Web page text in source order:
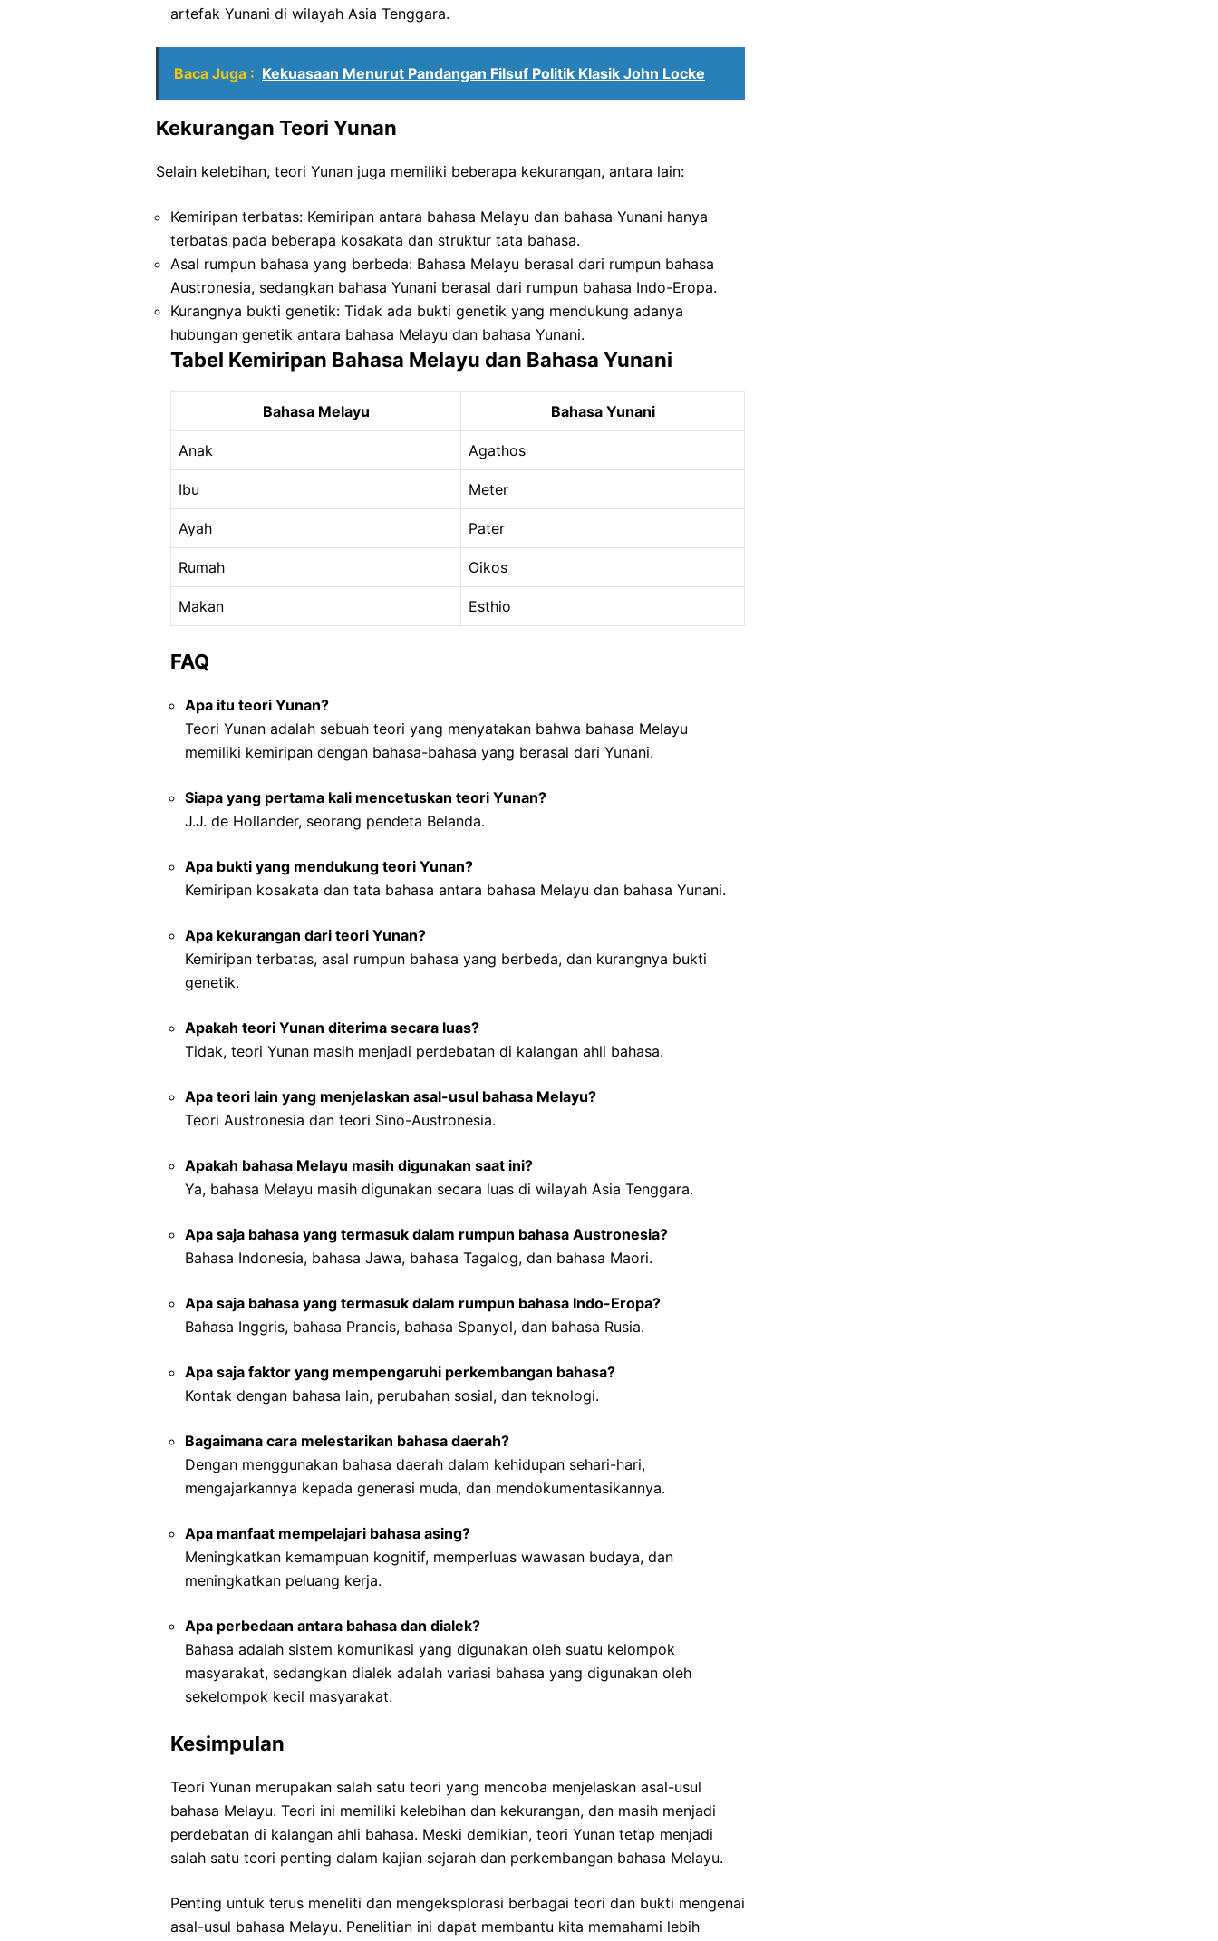
artefak Yunani di wilayah Asia Tenggara.
Baca Juga : Kekuasaan Menurut Pandangan Filsuf Politik Klasik John Locke
Kekurangan Teori Yunan
Selain kelebihan, teori Yunan juga memiliki beberapa kekurangan, antara lain:
Kemiripan terbatas: Kemiripan antara bahasa Melayu dan bahasa Yunani hanya
terbatas pada beberapa kosakata dan struktur tata bahasa.
Asal rumpun bahasa yang berbeda: Bahasa Melayu berasal dari rumpun bahasa
Austronesia, sedangkan bahasa Yunani berasal dari rumpun bahasa Indo-Eropa.
Kurangnya bukti genetik: Tidak ada bukti genetik yang mendukung adanya
hubungan genetik antara bahasa Melayu dan bahasa Yunani.
Tabel Kemiripan Bahasa Melayu dan Bahasa Yunani
Bahasa Melayu Bahasa Yunani
Anak Agathos
Ibu Meter
Ayah Pater
Rumah Oikos
Makan Esthio
FAQ
Apa itu teori Yunan?
Teori Yunan adalah sebuah teori yang menyatakan bahwa bahasa Melayu
memiliki kemiripan dengan bahasa-bahasa yang berasal dari Yunani.
Siapa yang pertama kali mencetuskan teori Yunan?
J.J. de Hollander, seorang pendeta Belanda.
Apa bukti yang mendukung teori Yunan?
Kemiripan kosakata dan tata bahasa antara bahasa Melayu dan bahasa Yunani.
Apa kekurangan dari teori Yunan?
Kemiripan terbatas, asal rumpun bahasa yang berbeda, dan kurangnya bukti
genetik.
Apakah teori Yunan diterima secara luas?
Tidak, teori Yunan masih menjadi perdebatan di kalangan ahli bahasa.
Apa teori lain yang menjelaskan asal-usul bahasa Melayu?
Teori Austronesia dan teori Sino-Austronesia.
Apakah bahasa Melayu masih digunakan saat ini?
Ya, bahasa Melayu masih digunakan secara luas di wilayah Asia Tenggara.
Apa saja bahasa yang termasuk dalam rumpun bahasa Austronesia?
Bahasa Indonesia, bahasa Jawa, bahasa Tagalog, dan bahasa Maori.
Apa saja bahasa yang termasuk dalam rumpun bahasa Indo-Eropa?
Bahasa Inggris, bahasa Prancis, bahasa Spanyol, dan bahasa Rusia.
Apa saja faktor yang mempengaruhi perkembangan bahasa?
Kontak dengan bahasa lain, perubahan sosial, dan teknologi.
Bagaimana cara melestarikan bahasa daerah?
Dengan menggunakan bahasa daerah dalam kehidupan sehari-hari,
mengajarkannya kepada generasi muda, dan mendokumentasikannya.
Apa manfaat mempelajari bahasa asing?
Meningkatkan kemampuan kognitif, memperluas wawasan budaya, dan
meningkatkan peluang kerja.
Apa perbedaan antara bahasa dan dialek?
Bahasa adalah sistem komunikasi yang digunakan oleh suatu kelompok
masyarakat, sedangkan dialek adalah variasi bahasa yang digunakan oleh
sekelompok kecil masyarakat.
Kesimpulan
Teori Yunan merupakan salah satu teori yang mencoba menjelaskan asal-usul
bahasa Melayu. Teori ini memiliki kelebihan dan kekurangan, dan masih menjadi
perdebatan di kalangan ahli bahasa. Meski demikian, teori Yunan tetap menjadi
salah satu teori penting dalam kajian sejarah dan perkembangan bahasa Melayu.
Penting untuk terus meneliti dan mengeksplorasi berbagai teori dan bukti mengenai
asal-usul bahasa Melayu. Penelitian ini dapat membantu kita memahami lebih